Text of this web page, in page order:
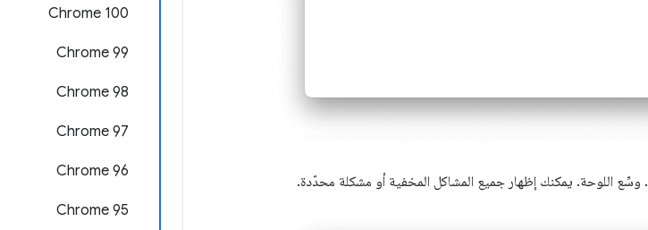
Chrome 100
Chrome 99
Chrome 98
‫Chrome 97
Chrome 96
Chrome 95
. وسِّع اللوحة. يمكنك إظهار جميع المشاكل المخفية أو مشكلة محدّدة.